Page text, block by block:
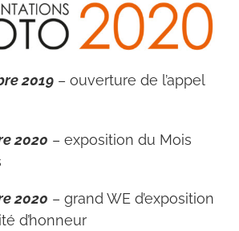
2019 – ouverture de l’appel
2020 – exposition du Mois
2020 – grand WE d’exposition
d’honneur